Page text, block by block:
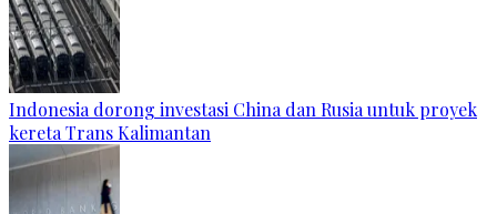
Indonesia dorong investasi China dan Rusia untuk proyek
kereta Trans Kalimantan